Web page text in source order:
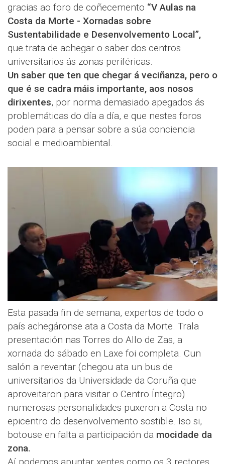
gracias ao foro de coñecemento “V Aulas na
Costa da Morte - Xornadas sobre
Sustentabilidade e Desenvolvemento Local”,
que trata de achegar o saber dos centros
universitarios ás zonas periféricas.
Un saber que ten que chegar á veciñanza, pero o
que é se cadra máis importante, aos nosos
dirixentes, por norma demasiado apegados ás
problemáticas do día a día, e que nestes foros
poden para a pensar sobre a súa conciencia
social e medioambiental.
Esta pasada fin de semana, expertos de todo o
país achegáronse ata a Costa da Morte. Trala
presentación nas Torres do Allo de Zas, a
xornada do sábado en Laxe foi completa. Cun
salón a reventar (chegou ata un bus de
universitarios da Universidade da Coruña que
aproveitaron para visitar o Centro Íntegro)
numerosas personalidades puxeron a Costa no
epicentro do desenvolvemento sostible. Iso si,
botouse en falta a participación da mocidade da
zona.